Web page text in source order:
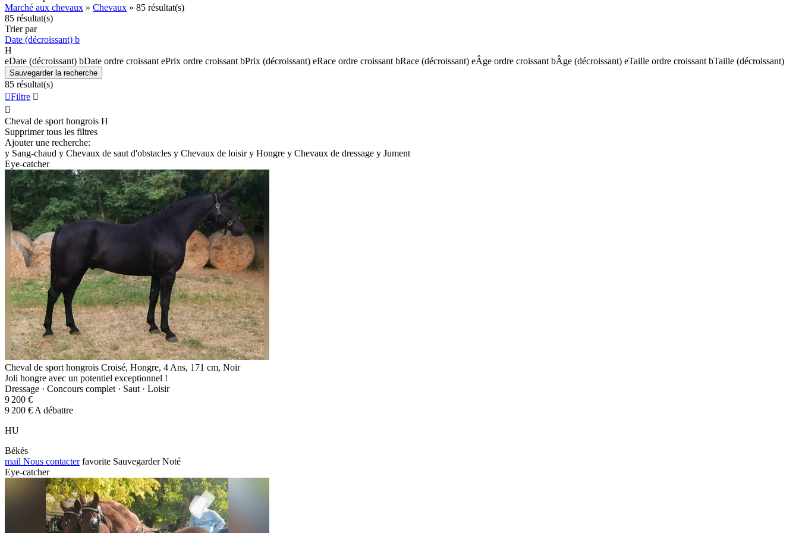
Marché aux chevaux » Chevaux » 85 résultat(s)
85 résultat(s)
Trier par
Date (décroissant) b
H
eDate (décroissant) bDate ordre croissant ePrix ordre croissant bPrix (décroissant) eRace ordre croissant bRace (décroissant) eÂge ordre croissant bÂge (décroissant) eTaille ordre croissant bTaille (décroissant)
Sauvegarder la recherche
85 résultat(s)
Filtre 

Cheval de sport hongrois H
Supprimer tous les filtres
Ajouter une recherche:
y Sang-chaud y Chevaux de saut d'obstacles y Chevaux de loisir y Hongre y Chevaux de dressage y Jument
Eye-catcher
Cheval de sport hongrois Croisé, Hongre, 4 Ans, 171 cm, Noir
Joli hongre avec un potentiel exceptionnel !
Dressage · Concours complet · Saut · Loisir
9 200 €
9 200 € A débattre
HU
Békés
mail Nous contacter favorite Sauvegarder Noté
Eye-catcher